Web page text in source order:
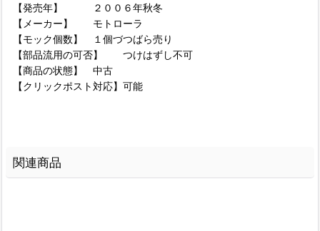
【発売年】 ２００６年秋冬
【メーカー】 モトローラ
【モック個数】 １個づつばら売り
【部品流用の可否】 つけはずし不可
【商品の状態】 中古
【クリックポスト対応】可能
関連商品